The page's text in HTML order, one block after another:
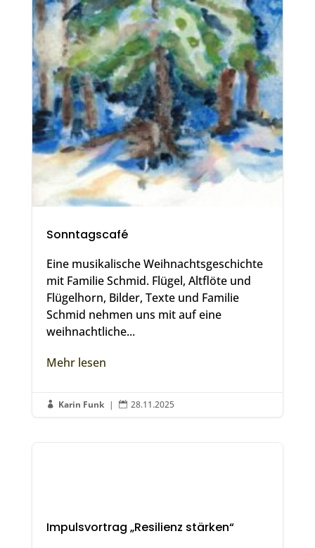
Sonntagscafé
Eine musikalische Weihnachtsgeschichte
mit Familie Schmid. Flügel, Altflöte und
Flügelhorn, Bilder, Texte und Familie
Schmid nehmen uns mit auf eine
weihnachtliche...
Mehr lesen
 Karin Funk |  28.11.2025
Impulsvortrag „Resilienz stärken“